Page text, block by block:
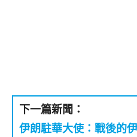
下一篇新聞：
伊朗駐華大使：戰後的